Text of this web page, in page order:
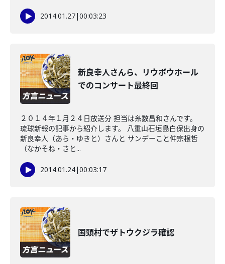
2014.01.27|00:03:23
新良幸人さんら、リウボウホール
でのコンサート最終回
２０１４年１月２４日放送分 担当は糸数昌和さんです。
琉球新報の記事から紹介します。 八重山石垣島白保出身の
新良幸人（あら・ゆきと）さんと サンデーこと仲宗根哲
（なかそね・さと...
2014.01.24|00:03:17
国頭村でザトウクジラ確認